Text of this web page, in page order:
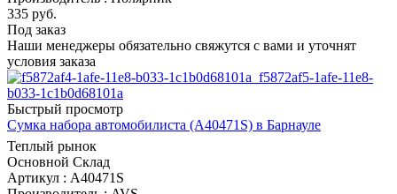
335 руб.
Под заказ
Наши менеджеры обязательно свяжутся с вами и уточнят
условия заказа
Быстрый просмотр
Сумка набора автомобилиста (A40471S) в Барнауле
Теплый рынок
Основной Склад
Артикул : A40471S